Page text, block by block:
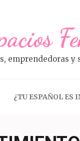
emprendedoras y
¿TU ESPAÑOL ES